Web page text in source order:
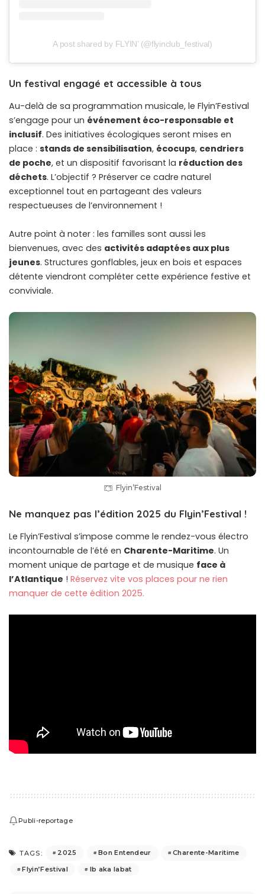
A post shared by FLYIN’ (@flyinclub_festival)
Un festival engagé et accessible à tous
Au-delà de sa programmation musicale, le Flyin’Festival
s’engage pour un événement éco-responsable et
inclusif. Des initiatives écologiques seront mises en
place : stands de sensibilisation, écocups, cendriers
de poche, et un dispositif favorisant la réduction des
déchets. L’objectif ? Préserver ce cadre naturel
exceptionnel tout en partageant des valeurs
respectueuses de l’environnement !
Autre point à noter : les familles sont aussi les
bienvenues, avec des activités adaptées aux plus
jeunes. Structures gonflables, jeux en bois et espaces
détente viendront compléter cette expérience festive et
conviviale.
Flyin’Festival
Ne manquez pas l’édition 2025 du Flyin’Festival !
Le Flyin’Festival s’impose comme le rendez-vous électro
incontournable de l’été en Charente-Maritime. Un
moment unique de partage et de musique face à
l’Atlantique ! Réservez vite vos places pour ne rien
manquer de cette édition 2025.
Publi-reportage
TAGS: 2025 Bon Entendeur
Charente-Maritime
Flyin’Festival
lb aka labat